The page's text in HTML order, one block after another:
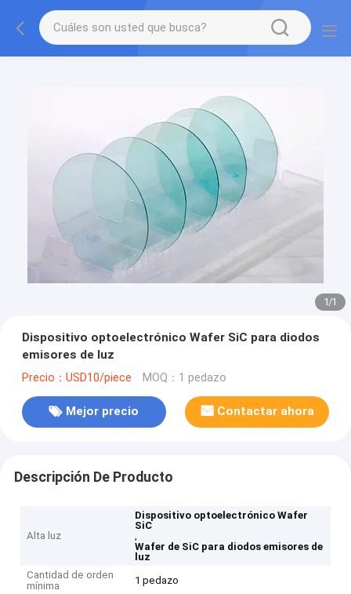
1/1
Dispositivo optoelectrónico Wafer SiC para diodos
emisores de luz
Precio：USD10/piece MOQ：1 pedazo
Mejor precio Contactar ahora
Descripción De Producto
Alta luz
Dispositivo optoelectrónico Wafer
SiC
,
Wafer de SiC para diodos emisores de
luz
Cantidad de orden
mínima
1 pedazo